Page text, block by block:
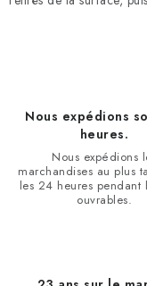
Nous expédions
heures.
Nous expédions
marchandises au plus
les 24 heures pendant
ouvrables.